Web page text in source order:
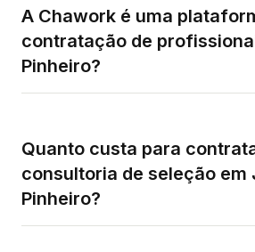
A Chawork é uma
contratação de
Pinheiro?
Quanto custa para
consultoria de seleção em
Pinheiro?